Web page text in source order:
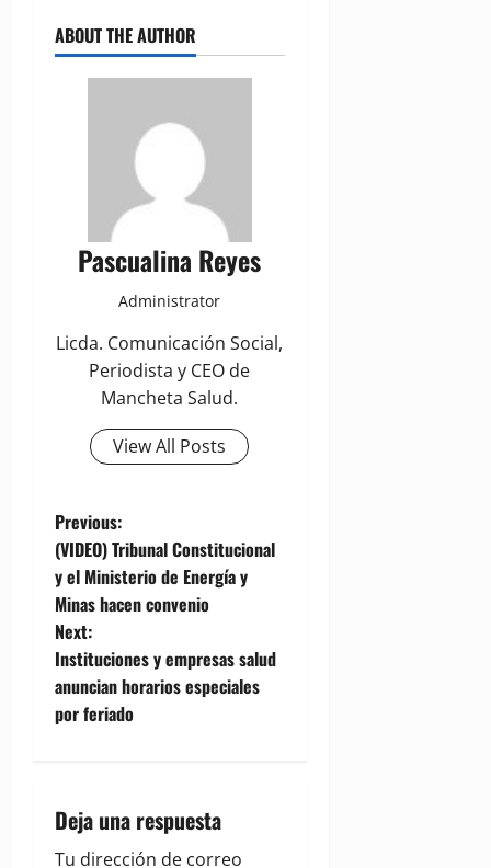
ABOUT THE AUTHOR
Pascualina Reyes
Administrator
Licda. Comunicación Social,
Periodista y CEO de
Mancheta Salud.
View All Posts
P
o
s
t
n
v
i
Previous:
(VIDEO) Tribunal Constitucional
y el Ministerio de Energía y
Minas hacen convenio
Next:
Instituciones y empresas salud
anuncian horarios especiales
por feriado
Deja una respuesta
Tu dirección de correo